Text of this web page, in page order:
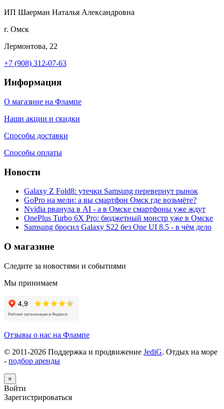
ИП Шаерман Наталья Александровна
г. Омск
Лермонтова, 22
+7 (908) 312-07-63
Информация
О магазине на Флампе
Наши акции и скидки
Способы доставки
Способы оплаты
Новости
Galaxy Z Fold8: утечки Samsung перевернут рынок
GoPro на мели: а вы смартфон Омск где возьмёте?
Nvidia рванула в AI - а в Омске смартфоны уже ждут
OnePlus Turbo 6X Pro: бюджетный монстр уже в Омске
Samsung бросил Galaxy S22 без One UI 8.5 - в чём дело
О магазине
Следите за новостями и событиями
Мы принимаем
Отзывы о нас на Флампе
© 2011-2026 Поддержка и продвижение JediG. Отдых на море
- подбор аренды
×
Войти
Зарегистрироваться